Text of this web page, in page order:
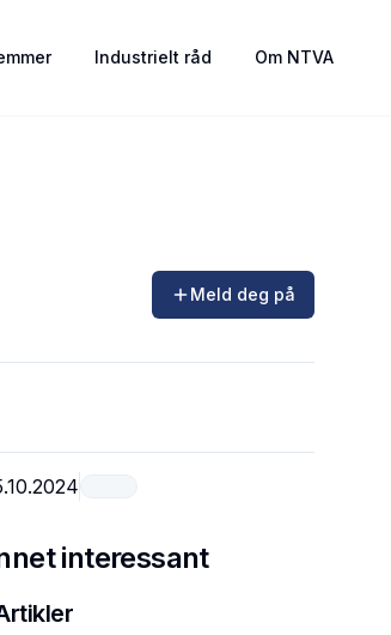
Industrielt råd Om NTVA
Meld deg på
interessant